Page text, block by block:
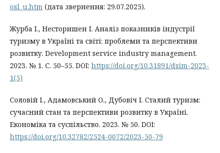
osl_u.htm (дата звернення: 29.07.2025).
Журба І., Несторишен І. Аналіз показників індустрії
туризму в Україні та світі: проблеми та перспективи
розвитку. Development service industry management.
2023. № 1. С. 50–55. DOI: https://doi.org/10.31891/dsim-2023-
1(5)
Соловій І., Адамовський О., Дубовіч І. Сталий туризм:
сучасний стан та перспективи розвитку в Україні.
Економіка та суспільство. 2023. № 50. DOI:
https://doi.org/10.32782/2524-0072/2023-50-79